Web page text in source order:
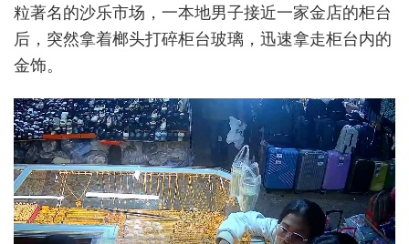
粒著名的沙乐市场，一本地男子接近一家金店的柜台
后，突然拿着榔头打碎柜台玻璃，迅速拿走柜台内的
金饰。